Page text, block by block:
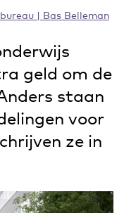
| Bas Belleman
geld om de
staan
voor
ze in